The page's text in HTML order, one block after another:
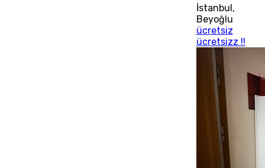
İstanbul,
Beyoğlu
ücretsiz
ücretsizz !!